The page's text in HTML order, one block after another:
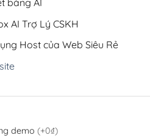
AI Trợ Lý CSKH
Host của Web Siêu Rẻ
demo (+0₫)